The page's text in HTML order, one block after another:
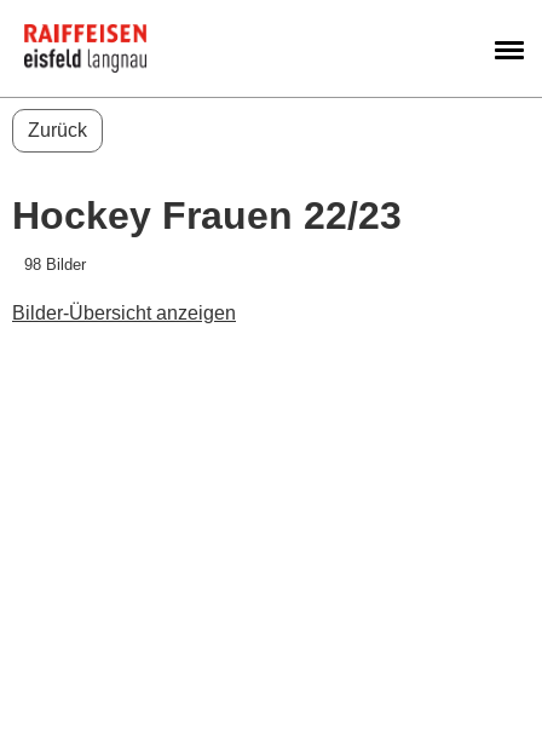
Zurück
Hockey Frauen 22/23
98 Bilder
Bilder-Übersicht anzeigen